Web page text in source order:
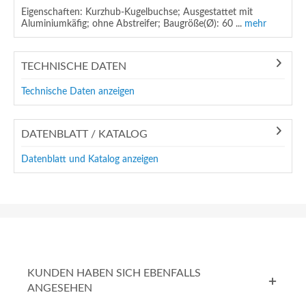
Eigenschaften: Kurzhub-Kugelbuchse; Ausgestattet mit
Aluminiumkäfig; ohne Abstreifer; Baugröße(Ø): 60 ... mehr
TECHNISCHE DATEN
Technische Daten anzeigen
DATENBLATT / KATALOG
Datenblatt und Katalog anzeigen
KUNDEN HABEN SICH EBENFALLS
ANGESEHEN